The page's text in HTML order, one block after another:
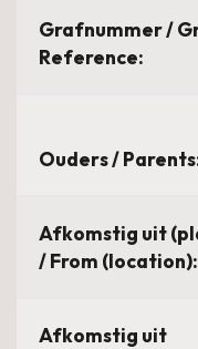
Grafnummer /
Reference:
Ouders /
Afkomstig uit
/ From (location):
Afkomstig uit